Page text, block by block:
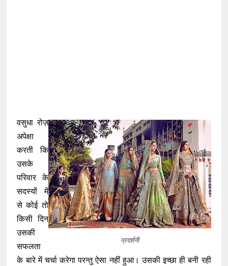
प्रदर्शनी
वसुधा रोज़
अपेक्षा
करती कि
उसके
परिवार के
सदस्यों में
से कोई तो
किसी दिन
उसकी
सफलता
के बारे में चर्चा करेगा परन्तु ऐसा नहीं हुआ। उसकी इच्छा ही बनी रही